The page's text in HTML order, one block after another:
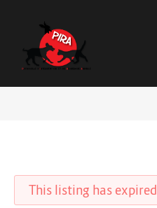
This listing has expired